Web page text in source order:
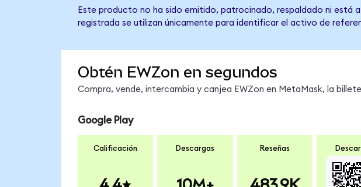
Este producto no ha sido emitido, patrocinado, respaldado ni está
registrada se utilizan únicamente para identificar el activo de
Obtén EWZon en segundos
Compra, vende, intercambia y canjea EWZon en MetaMask, la
Google Play
Calificación Descargas Reseñas